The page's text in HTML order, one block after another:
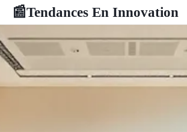
📰Tendances En Innovation